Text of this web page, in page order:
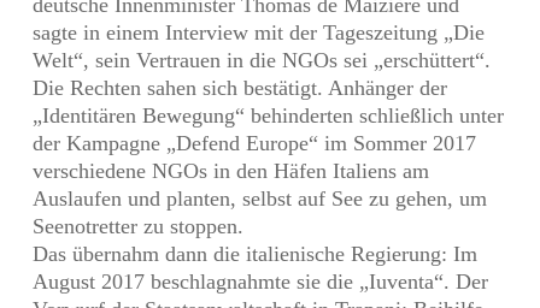
sagte in einem Interview mit der Tageszeitung „Die
Welt“, sein Vertrauen in die NGOs sei „erschüttert“.
Die Rechten sahen sich bestätigt. Anhänger der
„Identitären Bewegung“ behinderten schließlich unter
der Kampagne „Defend Europe“ im Sommer 2017
verschiedene NGOs in den Häfen Italiens am
Auslaufen und planten, selbst auf See zu gehen, um
Seenotretter zu stoppen.
Das übernahm dann die italienische Regierung: Im
August 2017 beschlagnahmte sie die „Iuventa“. Der